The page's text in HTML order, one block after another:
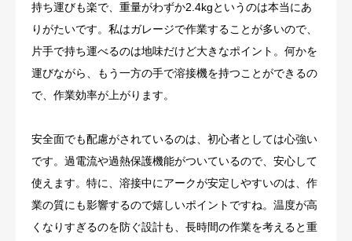
持ち運びも楽で、重量がわずか2.4kgというのは本当にあ
りがたいです。私はガレージで作業することが多いので、
片手で持ち運べるのは地味だけど大きなポイント。何かを
運びながら、もう一方の手で溶接機を持つことができるの
で、作業効率が上がります。
安全面でも配慮がされているのは、初心者としては心強い
です。過電流や過熱保護機能がついているので、安心して
使えます。特に、溶接中にアークが安定しやすいのは、作
業の質にも影響するので嬉しいポイントですね。温度が高
くなりすぎるのを防ぐ設計も、長時間の作業を考えると重